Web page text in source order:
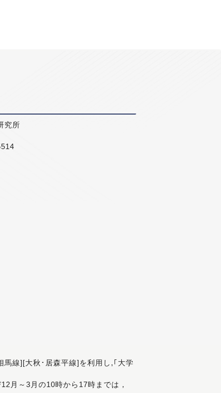
究所
線][大秋･居森平線]を利用し,｢大学
月～3月の10時から17時までは，